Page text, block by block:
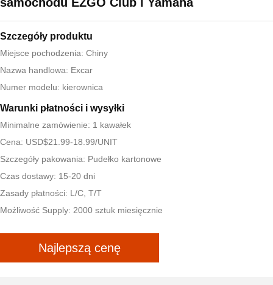
Szczegóły produktu
Miejsce pochodzenia: Chiny
Nazwa handlowa: Excar
Numer modelu: kierownica
Warunki płatności i wysyłki
Minimalne zamówienie: 1 kawałek
Cena: USD$21.99-18.99/UNIT
Szczegóły pakowania: Pudełko kartonowe
Czas dostawy: 15-20 dni
Zasady płatności: L/C, T/T
Możliwość Supply: 2000 sztuk miesięcznie
Najlepszą cenę